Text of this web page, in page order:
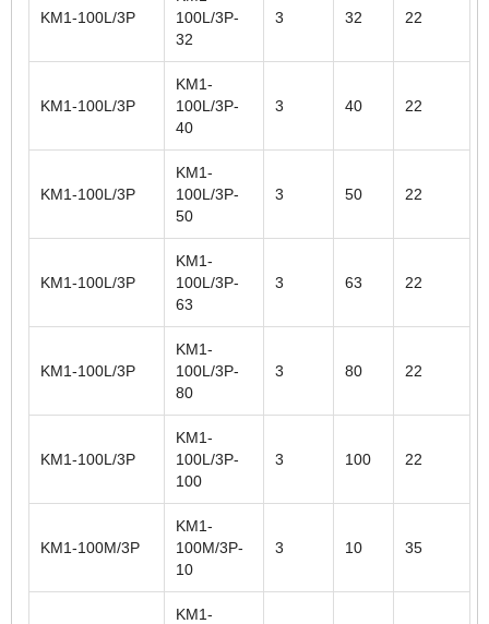
KM1-100L/3P
100L/3P-
32
3 32 22
KM1-100L/3P
KM1-
100L/3P-
40
3 40 22
KM1-100L/3P
KM1-
100L/3P-
50
3 50 22
KM1-100L/3P
KM1-
100L/3P-
63
3 63 22
KM1-100L/3P
KM1-
100L/3P-
80
3 80 22
KM1-100L/3P
KM1-
100L/3P-
100
3 100 22
KM1-100M/3P
KM1-
100M/3P-
10
3 10 35
KM1-